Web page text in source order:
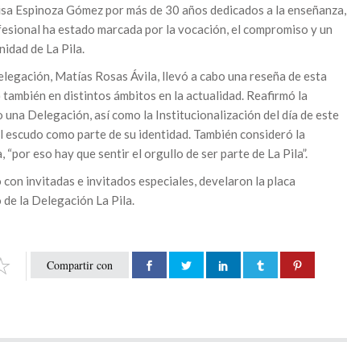
Espinoza Gómez por más de 30 años dedicados a la enseñanza,
ha estado marcada por la vocación, el compromiso y un
de La Pila.
Matías Rosas Ávila, llevó a cabo una reseña de esta
en distintos ámbitos en la actualidad. Reafirmó la
Delegación, así como la Institucionalización del día de este
como parte de su identidad. También consideró la
eso hay que sentir el orgullo de ser parte de La Pila”.
invitadas e invitados especiales, develaron la placa
la Delegación La Pila.
Compartir con